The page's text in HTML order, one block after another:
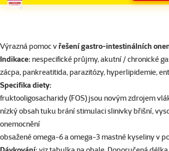
Výrazná pomoc vřešení gastro-intestinálních
Indikace: nespecifické průjmy, akutní / chronické
zácpa, pankreatitida, parazitózy, hyperlipidemie,
Specifika diety:
fruktooligosacharidy (FOS) jsou novým zdrojem
nízký obsah tuku brání stimulaci slinivky břišní,
onemocnění
obsažené omega-6 a omega-3 mastné kyseliny v